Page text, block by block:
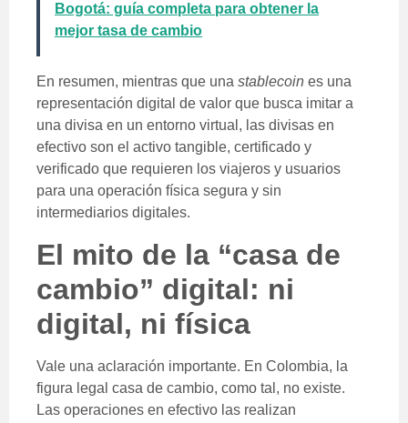
Bogotá: guía completa para obtener la
mejor tasa de cambio
En resumen, mientras que una stablecoin es una
representación digital de valor que busca imitar a
una divisa en un entorno virtual, las divisas en
efectivo son el activo tangible, certificado y
verificado que requieren los viajeros y usuarios
para una operación física segura y sin
intermediarios digitales.
El mito de la “casa de
cambio” digital: ni
digital, ni física
Vale una aclaración importante. En Colombia, la
figura legal casa de cambio, como tal, no existe.
Las operaciones en efectivo las realizan